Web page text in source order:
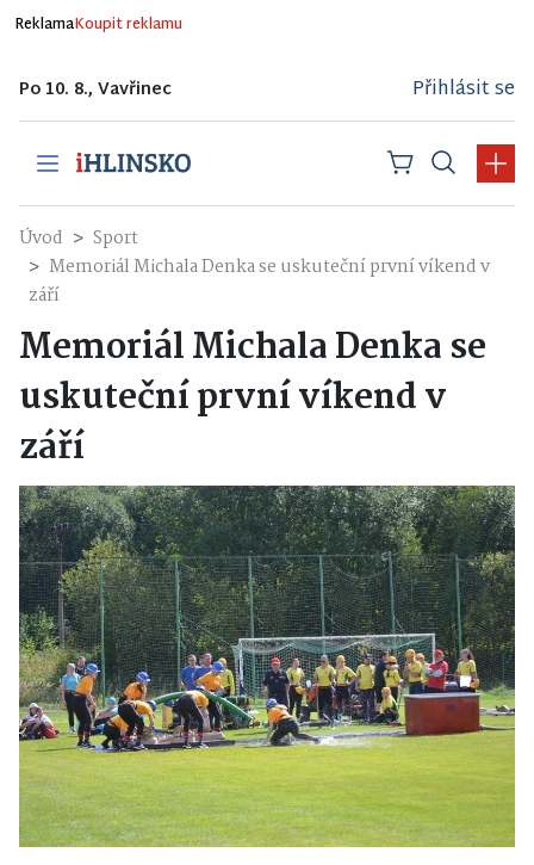
ReklamaKoupit reklamu
Po 10. 8., Vavřinec Přihlásit se
Úvod
Sport
Memoriál Michala Denka se uskuteční první víkend v
září
Memoriál Michala Denka se
uskuteční první víkend v
září